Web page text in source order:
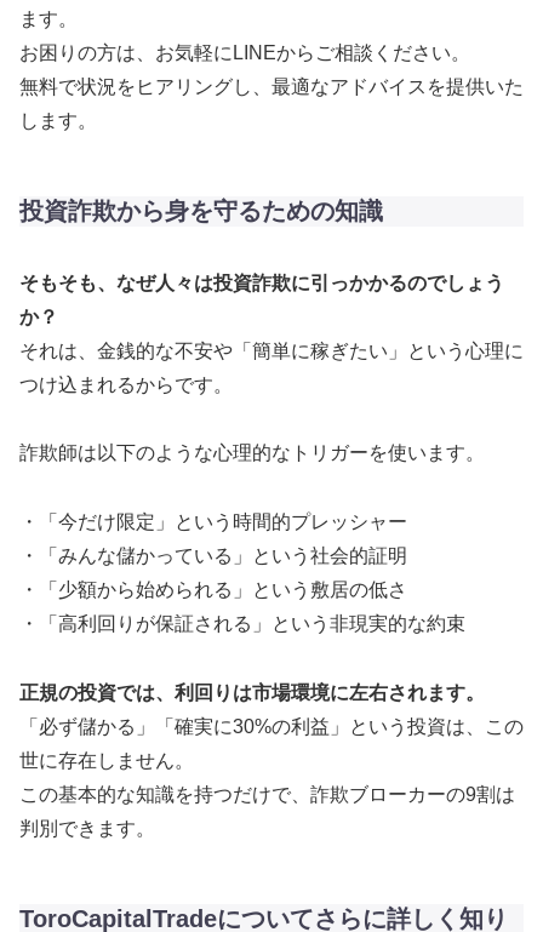
ます。
お困りの方は、お気軽にLINEからご相談ください。
無料で状況をヒアリングし、最適なアドバイスを提供いた
します。
投資詐欺から身を守るための知識
そもそも、なぜ人々は投資詐欺に引っかかるのでしょう
か？
それは、金銭的な不安や「簡単に稼ぎたい」という心理に
つけ込まれるからです。
詐欺師は以下のような心理的なトリガーを使います。
・「今だけ限定」という時間的プレッシャー
・「みんな儲かっている」という社会的証明
・「少額から始められる」という敷居の低さ
・「高利回りが保証される」という非現実的な約束
正規の投資では、利回りは市場環境に左右されます。
「必ず儲かる」「確実に30%の利益」という投資は、この
世に存在しません。
この基本的な知識を持つだけで、詐欺ブローカーの9割は
判別できます。
ToroCapitalTradeについてさらに詳しく知り